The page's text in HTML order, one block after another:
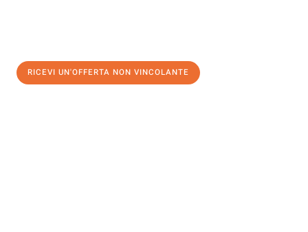
RICEVI UN'OFFERTA NON VINCOLANTE